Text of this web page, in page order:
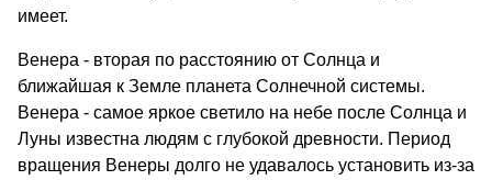
имеет.
Венера - вторая по расстоянию от Солнца и
ближайшая к Земле планета Солнечной системы.
Венера - самое яркое светило на небе после Солнца и
Луны известна людям с глубокой древности. Период
вращения Венеры долго не удавалось установить из-за